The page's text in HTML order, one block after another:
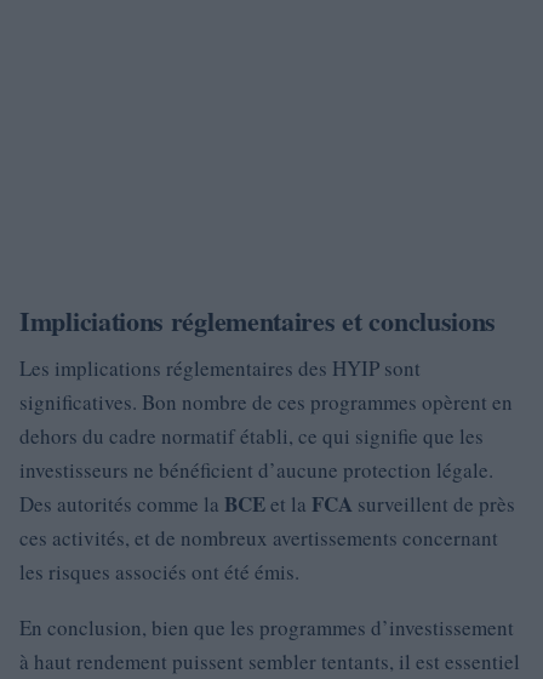
Impliciations réglementaires et conclusions
Les implications réglementaires des HYIP sont
significatives. Bon nombre de ces programmes opèrent en
dehors du cadre normatif établi, ce qui signifie que les
investisseurs ne bénéficient d’aucune protection légale.
Des autorités comme la BCEet la FCA surveillent de près
ces activités, et de nombreux avertissements concernant
les risques associés ont été émis.
En conclusion, bien que les programmes d’investissement
à haut rendement puissent sembler tentants, il est essentiel